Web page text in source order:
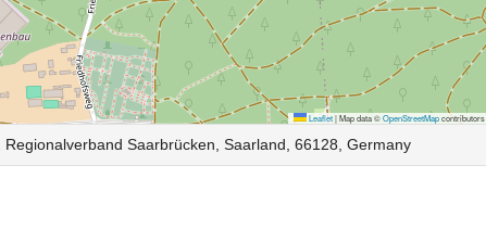
Leaflet|Map data ©OpenStreetMapcontributors
Saarbrücken, Saarland, 66128, Germany